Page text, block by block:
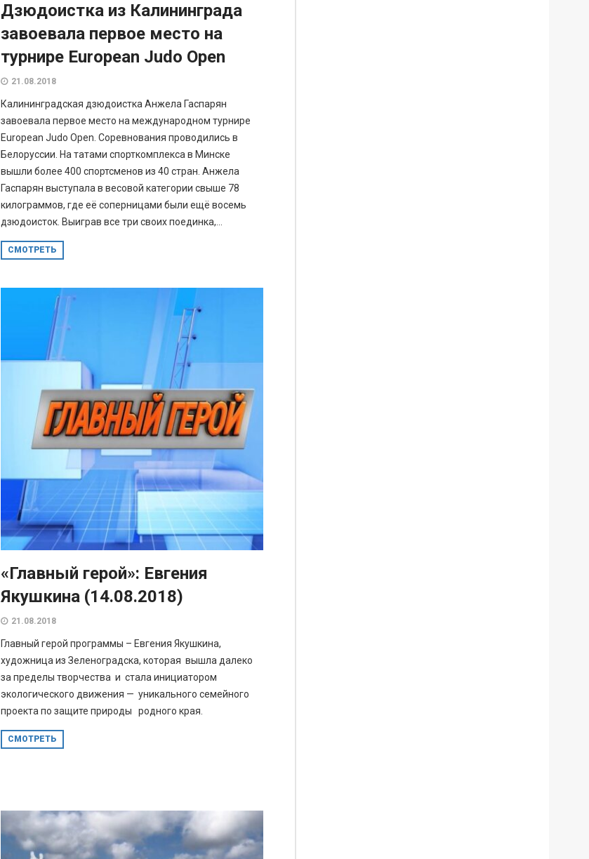
Дзюдоистка из Калининграда
завоевала первое место на
турнире European Judo Open
21.08.2018
Калининградская дзюдоистка Анжела Гаспарян
завоевала первое место на международном турнире
European Judo Open. Соревнования проводились в
Белоруссии. На татами спорткомплекса в Минске
вышли более 400 спортсменов из 40 стран. Анжела
Гаспарян выступала в весовой категории свыше 78
килограммов, где её соперницами были ещё восемь
дзюдоисток. Выиграв все три своих поединка,...
СМОТРЕТЬ
«Главный герой»: Евгения
Якушкина (14.08.2018)
21.08.2018
Главный герой программы – Евгения Якушкина,
художница из Зеленоградска, которая вышла далеко
за пределы творчества и стала инициатором
экологического движения — уникального семейного
проекта по защите природы родного края.
СМОТРЕТЬ